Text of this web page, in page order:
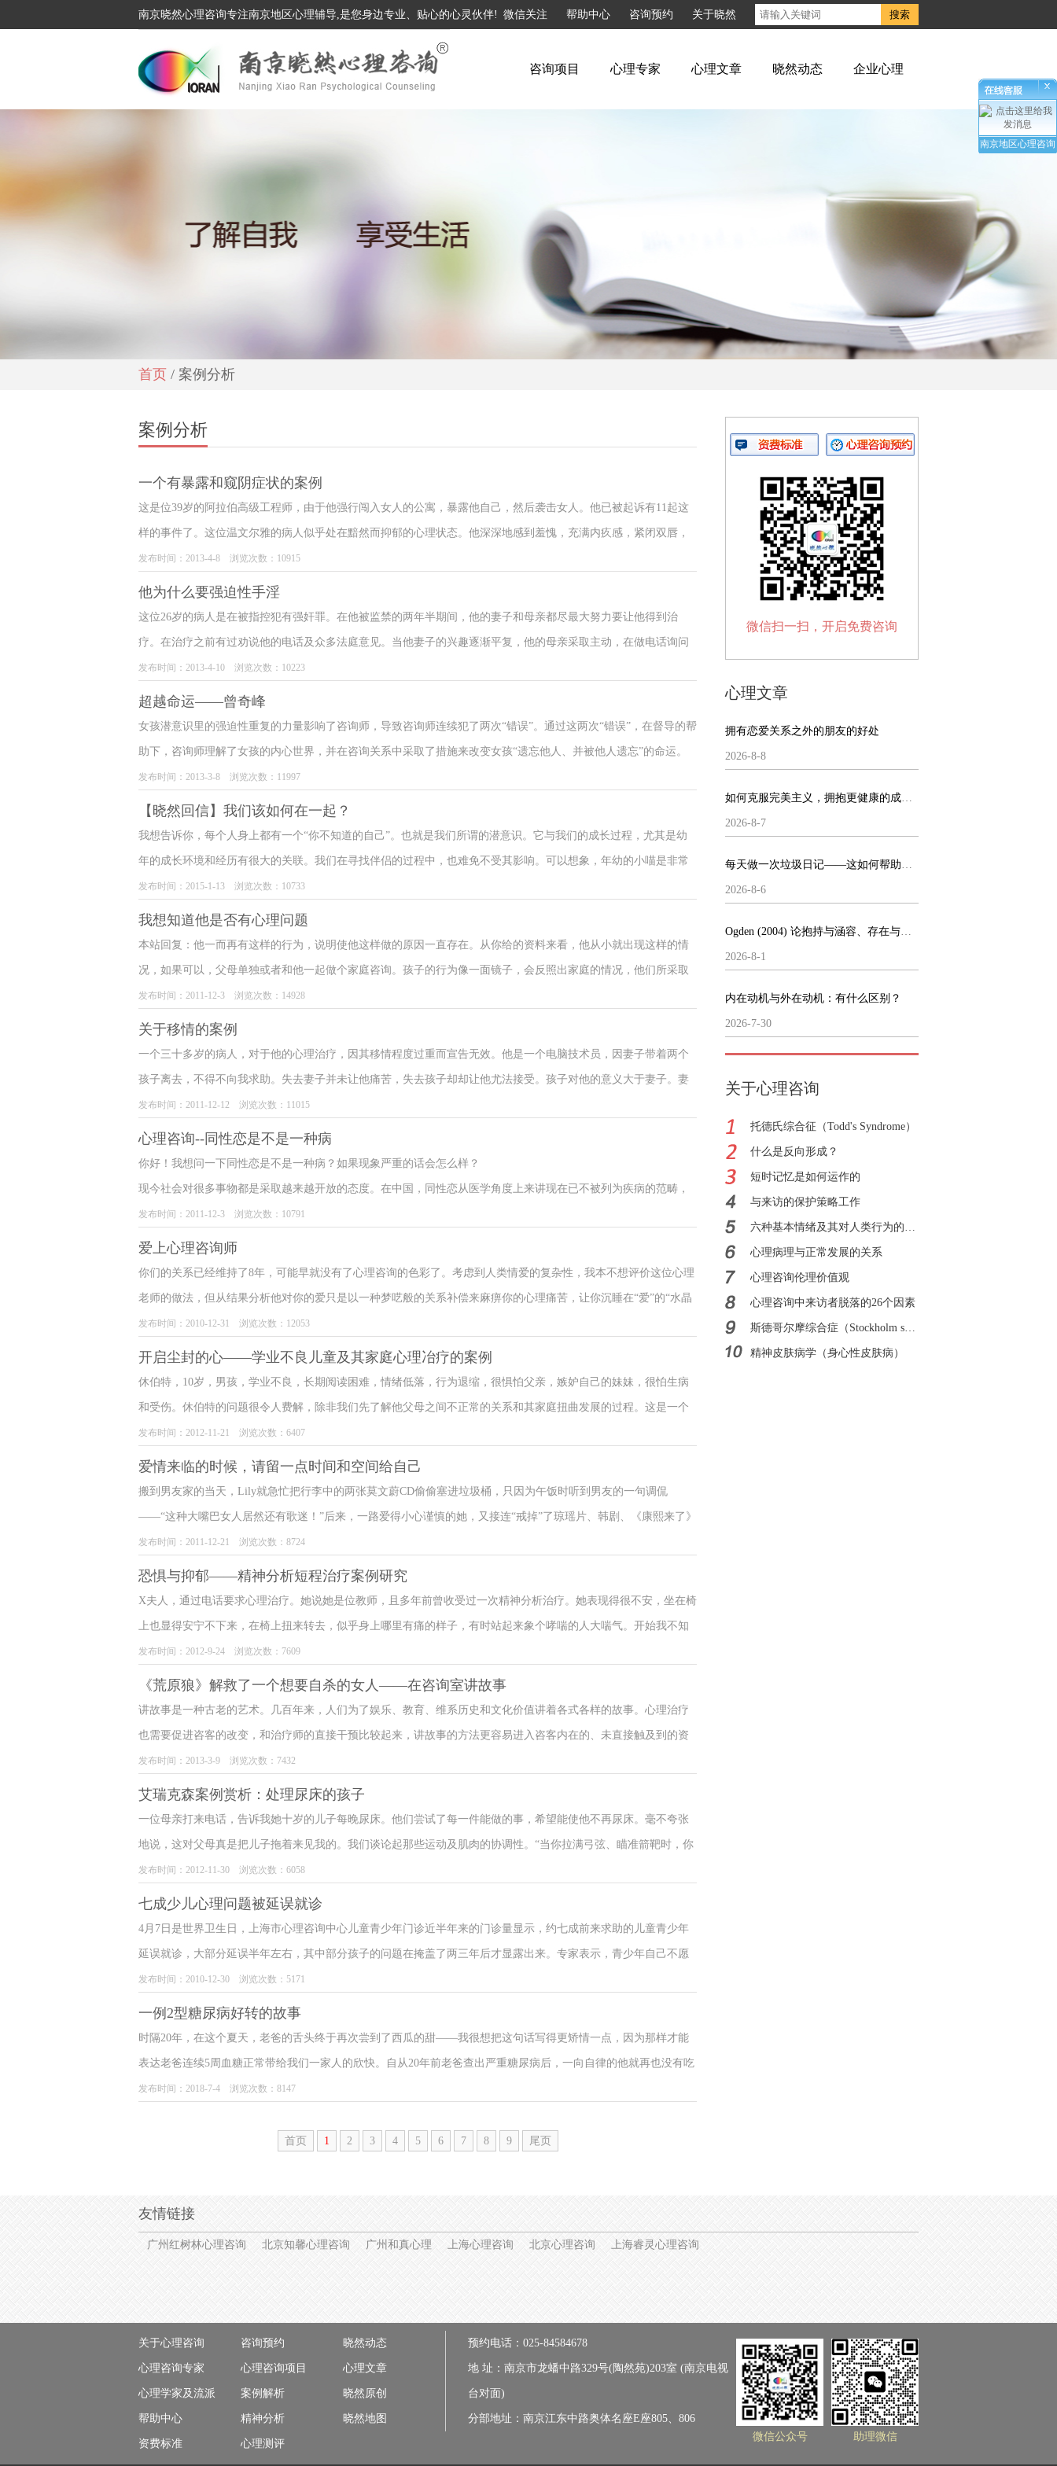
南京晓然心理咨询专注南京地区心理辅导,是您身边专业、贴心的心灵伙伴! 微信关注 帮助中心 咨询预约 关于晓然
咨询项目 心理专家 心理文章 晓然动态 企业心理
首页 / 案例分析
案例分析
一个有暴露和窥阴症状的案例
这是位39岁的阿拉伯高级工程师，由于他强行闯入女人的公寓，暴露他自己，然后袭击女人。他已被起诉有11起这
样的事件了。这位温文尔雅的病人似乎处在黯然而抑郁的心理状态。他深深地感到羞愧，充满内疚感，紧闭双唇，
却细致，有礼貌。同他交谈很困难。他怀疑的表情假如不是偏执的话，唤起不安而且还有同情。
发布时间：2013-4-8 浏览次数：10915
他为什么要强迫性手淫
这位26岁的病人是在被指控犯有强奸罪。在他被监禁的两年半期间，他的妻子和母亲都尽最大努力要让他得到治
疗。在治疗之前有过劝说他的电话及众多法庭意见。当他妻子的兴趣逐渐平复，他的母亲采取主动，在做电话询问
时假装她是他的妻子。病人发展出心脏神经症，以自杀威胁，并反复多次送到精神病房。
发布时间：2013-4-10 浏览次数：10223
超越命运——曾奇峰
女孩潜意识里的强迫性重复的力量影响了咨询师，导致咨询师连续犯了两次“错误”。通过这两次“错误”，在督导的帮
助下，咨询师理解了女孩的内心世界，并在咨询关系中采取了措施来改变女孩“遗忘他人、并被他人遗忘”的命运。
咨询师的错误，是反移情的行为表达。我们可以看到，在精神分析中，反移情是如何用来理解他人的内心世界的。
就像性格不是不可以改变一样，一个人的命运也是可以改变的。仔细思考命运，会发现它也并非那么神秘。如果我
们充分地了解自己的性格，那我们的命运也可以是另一样子。这里讲一个真实的故事，看看一位被童年经历或者命
运限定的女孩是怎样在心理医生的帮助下改变自己的性格和命运的。
发布时间：2013-3-8 浏览次数：11997
【晓然回信】我们该如何在一起？
我想告诉你，每个人身上都有一个“你不知道的自己”。也就是我们所谓的潜意识。它与我们的成长过程，尤其是幼
年的成长环境和经历有很大的关联。我们在寻找伴侣的过程中，也难免不受其影响。可以想象，年幼的小喵是非常
无助的，父母长期的争执冲突，这是任何一个年幼的个体无法应对的场景。在这样的场景中成长，显然无法获得内
在的安全感。年幼的小喵需要随时关注周遭的情形，以便可以及时应对环境变化。这样的父母伴侣关系无法让孩子
在家庭中体验稳定、放松、舒适的感受。而恰恰这些感受是在每个人的生命体验中幸福的前提。
当我们允许自己尝试着了解自我，也许就意味着我们开始了自我觉察，开始了自我调整，开始了真正的成长。
你。可为什么如此相爱的人会不知道何去何从，这可能是双方都需要去思考的问题，我也相信这样的关系不是你，
也不是他想要的关系模式。
正如上面所说：明明现实中并无任何影响双方关系的实质性事件发生，我们自身去“制造”了伴侣关系中的争执、冲
突。你的身上也会或多或少的存在某些强迫性重复。去重复父母的关系模式、去重复你幼年的情感体验，如悲伤、
失望、受伤等的感受，这些虽然都是你不愿意去体验的，但是在你没有察觉的时候，你会通过不同的方式来将事件
进行重演。这就像有些个案中男性的伴侣是强势的，离婚了找了新的伴侣可能还是强势的，可能我们自己都搞不清
楚为什么我们会如此选择。生活中的你如果在自己身上有遭遇到类似的经历，这是个信号，是时候去了解一下自己
了。
发布时间：2015-1-13 浏览次数：10733
我想知道他是否有心理问题
本站回复：他一而再有这样的行为，说明使他这样做的原因一直存在。从你给的资料来看，他从小就出现这样的情
况，如果可以，父母单独或者和他一起做个家庭咨询。孩子的行为像一面镜子，会反照出家庭的情况，他们所采取
的行为也是为了应对家庭所加注在他们身上的感受。
发布时间：2011-12-3 浏览次数：14928
关于移情的案例
一个三十多岁的病人，对于他的心理治疗，因其移情程度过重而宣告无效。他是一个电脑技术员，因妻子带着两个
孩子离去，不得不向我求助。失去妻子并未让他痛苦，失去孩子却却让他尤法接受。孩子对他的意义大于妻子。妻
子曾暗示他：除非他去看心理医生，恢复正常状态，不然她们永远不会回到他的身边。为了得到孩子，他只好接受
心理治疗。我了解到妻子对他不满，原因不止一个：他心胸狭窄，经常无故产生妒忌心理，与此同时他却疏远妻
子，对她缺乏关心和体贴。他频繁更换工作，也令妻子难以忍受。早在青春期时，他的生活就混乱不堪，经常与警
察冲突，曾因酗酒、斗殴、游荡、妨碍公务等罪名三度入狱。
发布时间：2011-12-12 浏览次数：11015
心理咨询--同性恋是不是一种病
你好！我想问一下同性恋是不是一种病？如果现象严重的话会怎么样？
现今社会对很多事物都是采取越来越开放的态度。在中国，同性恋从医学角度上来讲现在已不被列为疾病的范畴，
在国外对同性恋的接纳空间就更大，结婚都是法律认可的。对于同性恋的成因目前没有肯定的说法，不外乎生理遗
传、社会心理环境两大方面，是综合影响。我想你现在可以考虑的是为自己身为同性恋而烦恼，还是烦恼同性恋身
份所带来的社会影响，这其中有细微但却很不同的差别，处理的侧重点不一样。前者涉及自我身份认同深层的心理
问题，需要心理咨询的处理；后者涉及人际关系等现实层面的问题，心理咨询即可。
发布时间：2011-12-3 浏览次数：10791
爱上心理咨询师
你们的关系已经维持了8年，可能早就没有了心理咨询的色彩了。考虑到人类情爱的复杂性，我本不想评价这位心理
老师的做法，但从结果分析他对你的爱只是以一种梦呓般的关系补偿来麻痹你的心理痛苦，让你沉睡在“爱”的“水晶
棺”里。解决的办法是通过无条件喜爱自己、接纳自己来获得自我救赎，珍爱自己的人不会让自己在一种已经腐朽的
情爱关系里停滞不前！
发布时间：2010-12-31 浏览次数：12053
开启尘封的心——学业不良儿童及其家庭心理冶疗的案例
休伯特，10岁，男孩，学业不良，长期阅读困难，情绪低落，行为退缩，很惧怕父亲，嫉妒自己的妹妹，很怕生病
和受伤。休伯特的问题很令人费解，除非我们先了解他父母之间不正常的关系和其家庭扭曲发展的过程。这是一个
属于早期“家庭治疗”心理流派的案例。两位心理学家，也就是文中的精神分析学家兼督导纳森·阿克曼和女性治疗师
玛西丽·拉克斯详细地阐述了他们对休伯特及其家庭进行心理咨询和治疗的过程。
发布时间：2012-11-21 浏览次数：6407
爱情来临的时候，请留一点时间和空间给自己
搬到男友家的当天，Lily就急忙把行李中的两张莫文蔚CD偷偷塞进垃圾桶，只因为午饭时听到男友的一句调侃
——“这种大嘴巴女人居然还有歌迷！”后来，一路爱得小心谨慎的她，又接连“戒掉”了琼瑶片、韩剧、《康熙来了》
和湖南卫视。直到有一天，她猛然发现家里的电视一直就固定在新闻频道，一时间心生凉意：“我觉得好像把自己给
丢了，整天忙着从细枝末节里揣测他的喜好，却忘了自己想要什么。”
发布时间：2011-12-21 浏览次数：8724
恐惧与抑郁——精神分析短程治疗案例研究
X夫人，通过电话要求心理治疗。她说她是位教师，且多年前曾收受过一次精神分析治疗。她表现得很不安，坐在椅
上也显得安宁不下来，在椅上扭来转去，似乎身上哪里有痛的样子，有时站起来象个哮喘的人大喘气。开始我不知
道是怎么回事，后来我明白了她处于恐慌的情绪下：我可以直接感觉到她的焦虑，这种焦虑让她十分痛苦、难以忍
受且饱受折磨。
发布时间：2012-9-24 浏览次数：7609
《荒原狼》解救了一个想要自杀的女人——在咨询室讲故事
讲故事是一种古老的艺术。几百年来，人们为了娱乐、教育、维系历史和文化价值讲着各式各样的故事。心理治疗
也需要促进咨客的改变，和治疗师的直接干预比较起来，讲故事的方法更容易进入咨客内在的、未直接触及到的资
源。后现代家庭治疗界最近重新发现了故事的用途。White和Epston认为改变生活事件的意义能改变咨客的行为，他
们假设咨客生活于自己的“优势述”(dominant narrative)即故事中，咨客与社会中介互动时，他们只进入支持其优势的
故事。充满问题的构图指导着他们的生活。White和Epston的治疗帮助咨客重新发现另一个被优势故事压抑了的故
事。
发布时间：2013-3-9 浏览次数：7432
艾瑞克森案例赏析：处理尿床的孩子
一位母亲打来电话，告诉我她十岁的儿子每晚尿床。他们尝试了每一件能做的事，希望能使他不再尿床。毫不夸张
地说，这对父母真是把儿子拖着来见我的。我们谈论起那些运动及肌肉的协调性。“当你拉满弓弦、瞄准箭靶时，你
知道自己的瞳孔在做什么吗？它关闭了。”我向他解释，眼睛里有不同的肌肉，扁平的、长的、短的，还有轮状的括
约肌，“就像你胃底的肌肉。
发布时间：2012-11-30 浏览次数：6058
七成少儿心理问题被延误就诊
4月7日是世界卫生日，上海市心理咨询中心儿童青少年门诊近半年来的门诊量显示，约七成前来求助的儿童青少年
延误就诊，大部分延误半年左右，其中部分孩子的问题在掩盖了两三年后才显露出来。专家表示，青少年自己不愿
就诊和父母怕丢面子是错过“黄金治疗期”的两大原因。
华东师范大学心理咨询中心有关负责人也表示，要学会“倾听”孩子情绪或行为变化背后的“声音”，多聊天，在孩子
心中建立对自己的信任感，同时也能了解到孩子的困惑，及时帮助解决。但是如果孩子真的有了心理困惑，不面
对、不承认是危险的做法，一定要尽快咨询专业心理咨询师或精神科医生，以免造成更大的伤害。
发布时间：2010-12-30 浏览次数：5171
一例2型糖尿病好转的故事
时隔20年，在这个夏天，老爸的舌头终于再次尝到了西瓜的甜——我很想把这句话写得更矫情一点，因为那样才能
表达老爸连续5周血糖正常带给我们一家人的欣快。自从20年前老爸查出严重糖尿病后，一向自律的他就再也没有吃
过甜的东西，准确的说，舔都没有舔过。
发布时间：2018-7-4 浏览次数：8147
首页 1 2 3 4 5 6 7 8 9 尾页
微信扫一扫，开启免费咨询
心理文章
拥有恋爱关系之外的朋友的好处
2026-8-8
如何克服完美主义，拥抱更健康的成就方式
2026-8-7
每天做一次垃圾日记——这如何帮助了我的心理健康
2026-8-6
Ogden (2004) 论抱持与涵容、存在与做梦
2026-8-1
内在动机与外在动机：有什么区别？
2026-7-30
关于心理咨询
托德氏综合征（Todd's Syndrome）
什么是反向形成？
短时记忆是如何运作的
与来访的保护策略工作
六种基本情绪及其对人类行为的影响
心理病理与正常发展的关系
心理咨询伦理价值观
心理咨询中来访者脱落的26个因素
斯德哥尔摩综合症（Stockholm syndrome）
精神皮肤病学（身心性皮肤病）
友情链接
广州红树林心理咨询 北京知馨心理咨询 广州和真心理 上海心理咨询 北京心理咨询 上海睿灵心理咨询
关于心理咨询 咨询预约 晓然动态
心理咨询专家 心理咨询项目 心理文章
心理学家及流派 案例解析 晓然原创
帮助中心 精神分析 晓然地图
资费标准 心理测评
预约电话：025-84584678
地 址：南京市龙蟠中路329号(陶然苑)203室 (南京电视
台对面)
分部地址：南京江东中路奥体名座E座805、806
微信公众号
助理微信
南京地区心理咨询